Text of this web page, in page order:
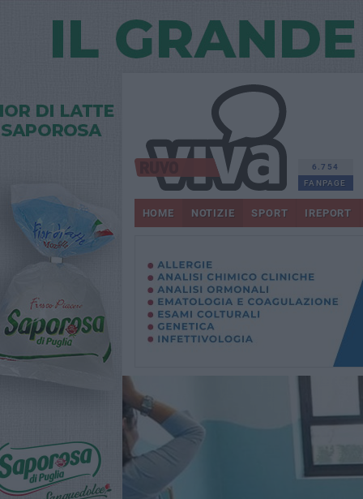
6.754
FANPAGE
HOME NOTIZIE SPORT IREPORT